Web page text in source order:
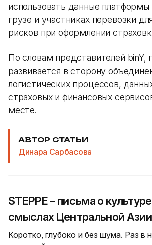
использовать данные
грузе и участниках перевозки
рисков при оформлении
По словам представителей binY,
развивается в сторону
логистических процессов,
страховых и финансовых
месте.
АВТОР СТАТЬИ
Динара Сарбасова
STEPPE – письма о
смыслах Центральной
Коротко, глубоко и без шума. Раз